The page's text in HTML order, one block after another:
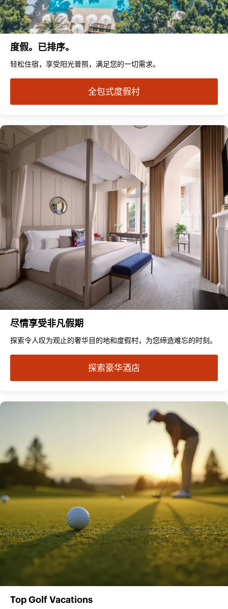
度假。已排序。
轻松住宿，享受阳光普照，满足您的一切需求。
全包式度假村
尽情享受非凡假期
探索令人叹为观止的奢华目的地和度假村，为您缔造难忘的时刻。
探索豪华酒店
Top Golf Vacations